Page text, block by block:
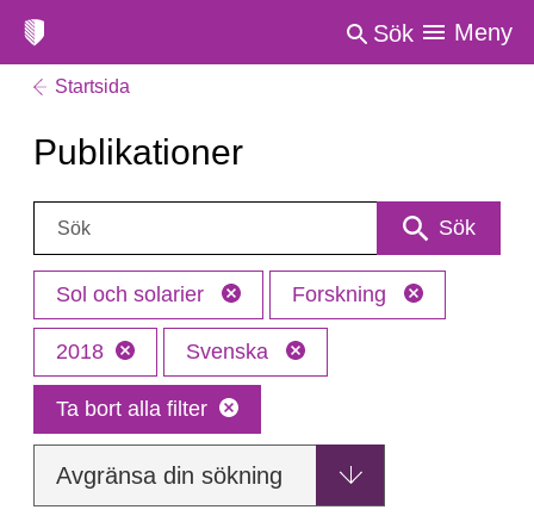
Sök Meny
Startsida
Publikationer
Sök: Sök
Sol och solarier Forskning
2018 Svenska
Ta bort alla filter
Avgränsa din sökning